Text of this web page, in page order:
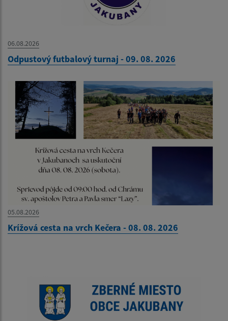
06.08.2026
Odpustový futbalový turnaj - 09. 08. 2026
05.08.2026
Krížová cesta na vrch Kečera - 08. 08. 2026